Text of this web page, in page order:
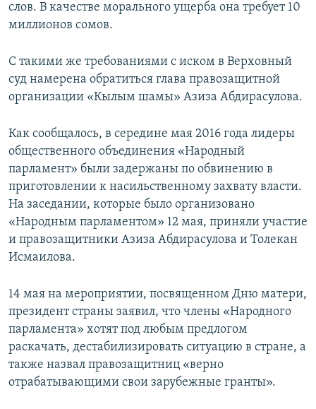
слов. В качестве морального ущерба она требует 10
миллионов сомов.
С такими же требованиями с иском в Верховный
суд намерена обратиться глава правозащитной
организации «Кылым шамы» Азиза Абдирасулова.
Как сообщалось, в середине мая 2016 года лидеры
общественного объединения «Народный
парламент» были задержаны по обвинению в
приготовлении к насильственному захвату власти.
На заседании, которые было организовано
«Народным парламентом» 12 мая, приняли участие
и правозащитники Азиза Абдирасулова и Толекан
Исмаилова.
14 мая на мероприятии, посвященном Дню матери,
президент страны заявил, что члены «Народного
парламента» хотят под любым предлогом
раскачать, дестабилизировать ситуацию в стране, а
также назвал правозащитниц «верно
отрабатывающими свои зарубежные гранты».